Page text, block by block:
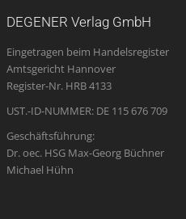
new
window
new
window
new
window
opens
in
new
new
DEGENER Verlag GmbH
Eingetragen beim Handelsregister
Amtsgericht Hannover
Register-Nr. HRB 4133
UST.-ID-NUMMER: DE 115 676 709
Geschäftsführung:
Dr. oec. HSG Max-Georg Büchner
Michael Hühn